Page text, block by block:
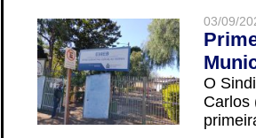
03/09/
O
Carlos